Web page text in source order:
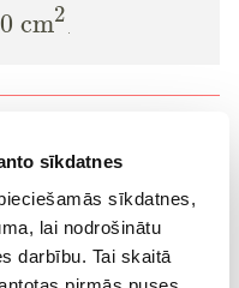
sīkdatnes
sīkdatnes,
lai nodrošinātu
darbību. Tai skaitā
cm2
- vajag tos sadalīt
augstumu